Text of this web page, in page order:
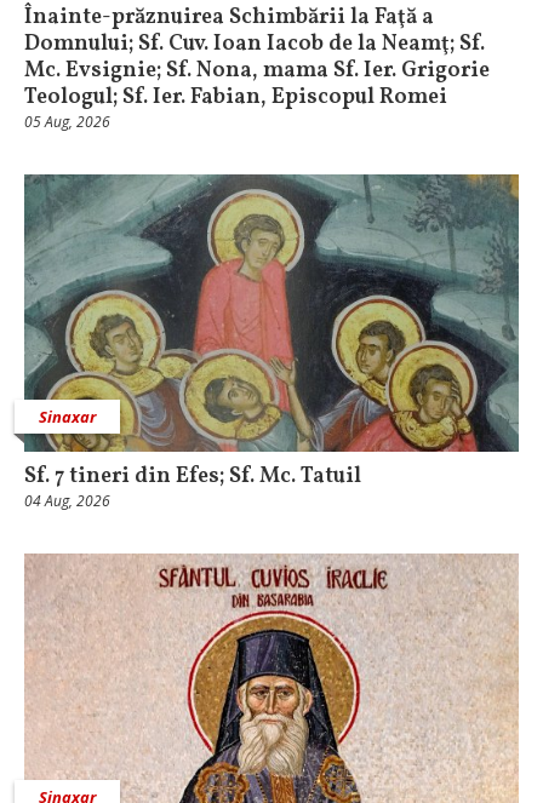
Înainte-prăznuirea Schimbării la Faţă a
Domnului; Sf. Cuv. Ioan Iacob de la Neamţ; Sf.
Mc. Evsignie; Sf. Nona, mama Sf. Ier. Grigorie
Teologul; Sf. Ier. Fabian, Episcopul Romei
05 Aug, 2026
Sinaxar
Sf. 7 tineri din Efes; Sf. Mc. Tatuil
04 Aug, 2026
Sinaxar